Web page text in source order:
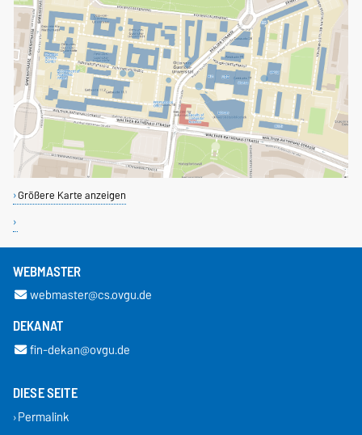
Größere Karte anzeigen
WEBMASTER
webmaster@cs.ovgu.de
DEKANAT
fin-dekan@ovgu.de
DIESE SEITE
Permalink